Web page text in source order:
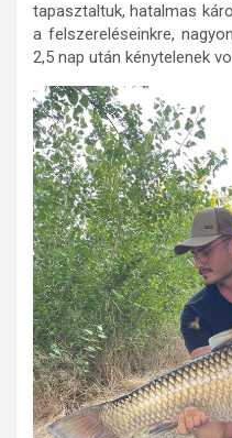
tapasztaltuk, hatalmas
a felszereléseinkre,
2,5 nap után kénytelenek